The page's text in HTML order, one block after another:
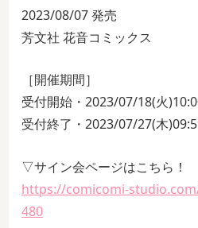
2023/08/07 発売
芳文社 花音コミックス
［開催期間］
受付開始・2023/07/18(火
受付終了・2023/07/27(木
▽サイン会ページはこちら！
https://comicomi-
480